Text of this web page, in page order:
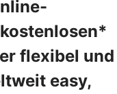
flexibel und
easy,